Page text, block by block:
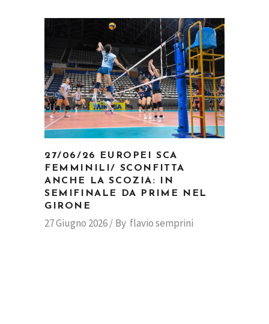
27/06/26 EUROPEI SCA
FEMMINILI/ SCONFITTA
ANCHE LA SCOZIA: IN
SEMIFINALE DA PRIME NEL
GIRONE
27 Giugno 2026 By flavio semprini